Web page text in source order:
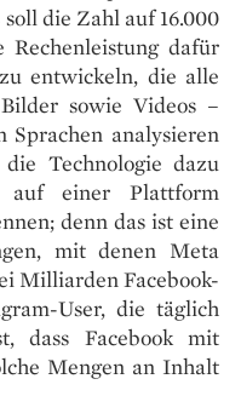
die Zahl auf 16.000
dafür
entwickeln, die alle
sowie Videos –
Sprachen analysieren
Technologie dazu
auf einer Plattform
denn das ist eine
mit denen Meta
Milliarden Facebook-
User, die täglich
dass Facebook mit
Mengen an Inhalt